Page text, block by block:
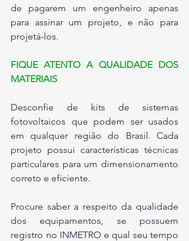
de pagarem um engenheiro apenas
para assinar um projeto, e não para
projetá-los.
FIQUE ATENTO A QUALIDADE DOS
MATERIAIS
Desconfie de kits de sistemas
fotovoltaicos que podem ser usados
em qualquer região do Brasil. Cada
projeto possui características técnicas
particulares para um dimensionamento
correto e eficiente.
Procure saber a respeito da qualidade
dos equipamentos, se possuem
registro no INMETRO e qual seu tempo